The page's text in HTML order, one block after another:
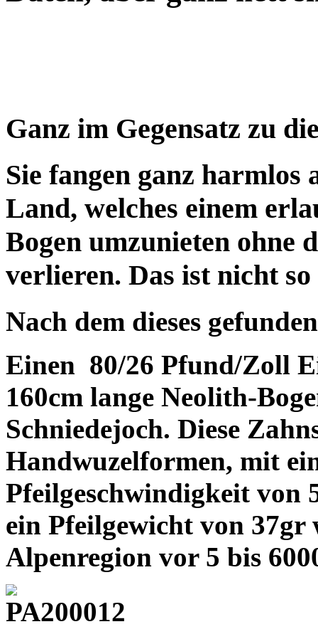
Ganz im Gegensatz zu
Sie fangen ganz
Land, welches einem
Bogen umzunieten ohne
verlieren. Das ist nicht
Nach dem dieses
Einen 80/26 Pfund/Zoll
160cm lange Neolith-
Schniedejoch. Diese
Handwuzelformen, mit
Pfeilgeschwindigkeit von
ein Pfeilgewicht von 37gr
Alpenregion vor 5 bis